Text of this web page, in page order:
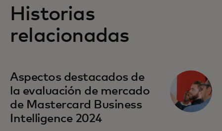
Historias
relacionadas
Aspectos destacados de
la evaluación de mercado
de Mastercard Business
Intelligence 2024